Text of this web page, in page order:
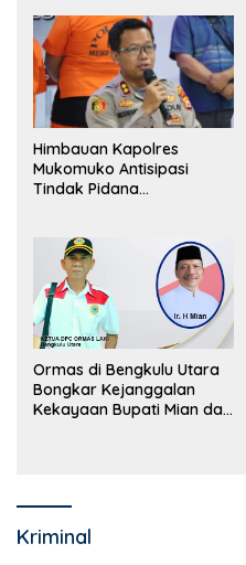
Himbauan Kapolres
Mukomuko Antisipasi
Tindak Pidana
Ormas di Bengkulu Utara
Bongkar Kejanggalan
Kekayaan Bupati Mian dan
Kriminal